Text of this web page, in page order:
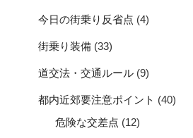
今日の街乗り反省点 (4)
街乗り装備 (33)
道交法・交通ルール (9)
都内近郊要注意ポイント (40)
危険な交差点 (12)